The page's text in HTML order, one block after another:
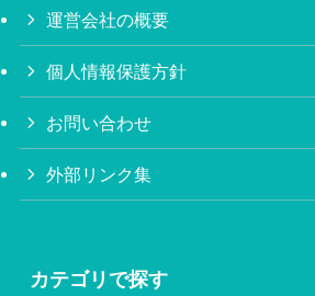
運営会社の概要
個人情報保護方針
お問い合わせ
外部リンク集
カテゴリで探す